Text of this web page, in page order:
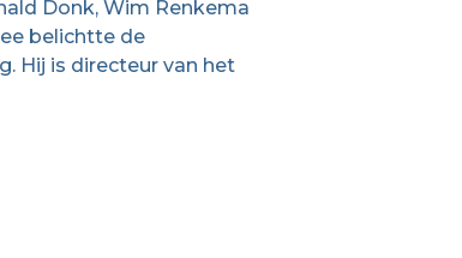
Donk, Wim Renkema
belichtte de
Hij is directeur van het